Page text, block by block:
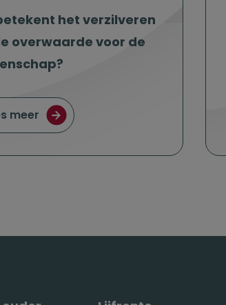
het verzilveren
overwaarde voor de
meer over Wat betekent het